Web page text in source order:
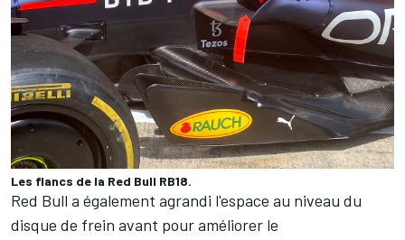
Les flancs de la Red Bull RB18.
Red Bull a également agrandi l'espace au niveau du
disque de frein avant pour améliorer le